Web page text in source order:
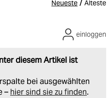
Neueste / Älteste
diesem Artikel ist
bei ausgewählten
– hier sind sie zu finden.
einloggen